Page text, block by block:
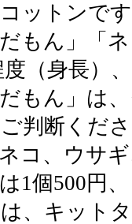
ットンで
もん」「
（身長）、
もん」は
判断くだ
コ、ウサ
1個500円、
、キット